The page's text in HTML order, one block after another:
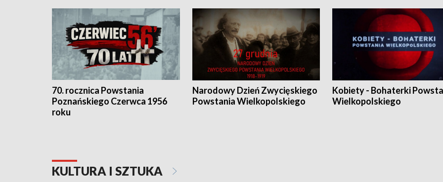
70. rocznica Powstania
Poznańskiego Czerwca 1956
roku
Narodowy Dzień Zwycięskiego
Powstania Wielkopolskiego
Kobiety - Bohaterki
Wielkopolskiego
KULTURA I SZTUKA